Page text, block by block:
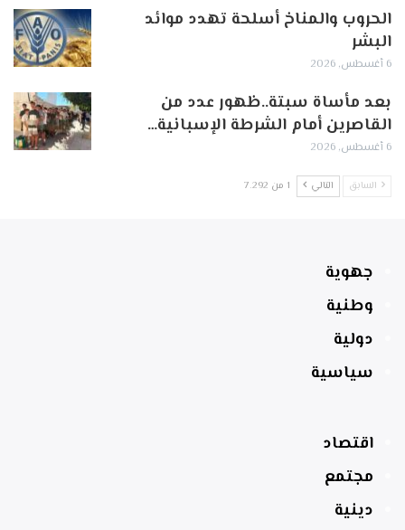
الحروب والمناخ أسلحة تهدد موائد
البشر
6 أغسطس, 2026
بعد مأساة سبتة..ظهور عدد من
القاصرين أمام الشرطة الإسبانية…
6 أغسطس, 2026
السابق التالي 1 من 7٬292
جهوية
وطنية
دولية
سياسية
اقتصاد
مجتمع
دينية